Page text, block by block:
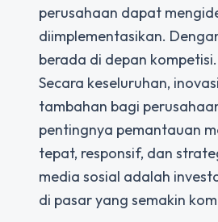
perusahaan dapat
diimplementasikan.
berada di depan kompetisi.
Secara keseluruhan,
tambahan bagi
pentingnya pemantauan
tepat, responsif, dan
media sosial adalah
di pasar yang semakin